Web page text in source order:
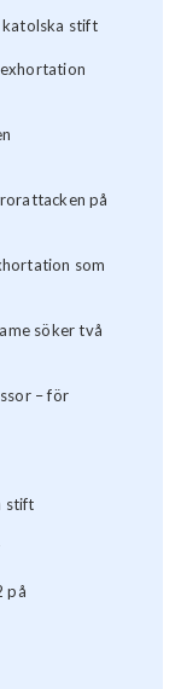
katolska stift
på
som
söker två
– för
stift
på